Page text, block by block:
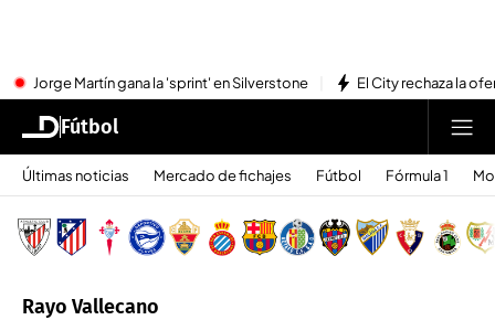
Jorge Martín gana la 'sprint' en Silverstone El City rechaza la
Fútbol
Últimas noticias Mercado de fichajes Fútbol Fórmula 1
Rayo Vallecano